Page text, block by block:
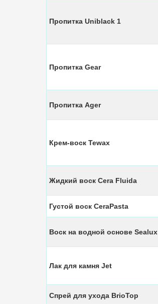
Пропитка Uniblack 1
Пропитка Gear
Пропитка Ager
Крем-воск Tewax
Жидкий воск Cera Fluida
Густой воск CeraPasta
Воск на водной основе Sealux
Лак для камня Jet
Спрей для ухода BrioTop